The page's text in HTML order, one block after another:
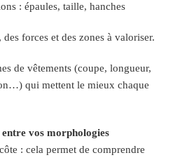
: épaules, taille, hanches
forces et des zones à valoriser.
de vêtements (coupe, longueur,
qui mettent le mieux chaque
vos morphologies
: cela permet de comprendre